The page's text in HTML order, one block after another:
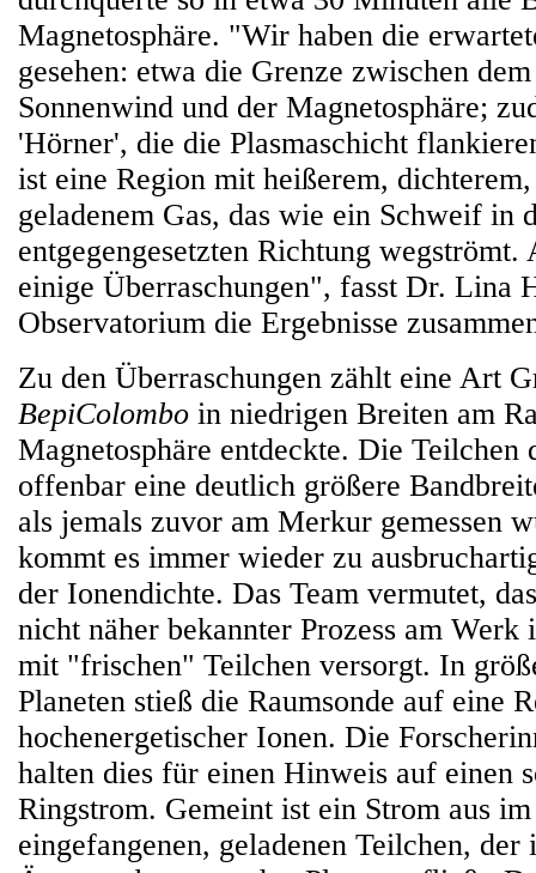
Magnetosphäre. "Wir haben die
gesehen: etwa die Grenze zwischen
Sonnenwind und der Magnetosphäre;
'Hörner', die die Plasmaschicht
ist eine Region mit heißerem,
geladenem Gas, das wie ein Schweif in
entgegengesetzten Richtung wegströmt.
einige Überraschungen", fasst Dr. Lina
Observatorium die Ergebnisse
Zu den Überraschungen zählt eine Art
BepiColombo in niedrigen Breiten am
Magnetosphäre entdeckte. Die Teilchen
offenbar eine deutlich größere
als jemals zuvor am Merkur gemessen
kommt es immer wieder zu
der Ionendichte. Das Team vermutet,
nicht näher bekannter Prozess am Werk
mit "frischen" Teilchen versorgt. In
Planeten stieß die Raumsonde auf eine
hochenergetischer Ionen. Die
halten dies für einen Hinweis auf einen
Ringstrom. Gemeint ist ein Strom aus
eingefangenen, geladenen Teilchen, der